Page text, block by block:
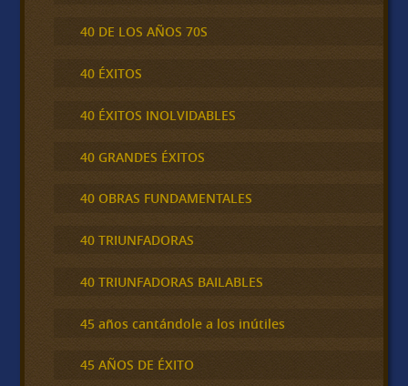
40 DE LOS AÑOS 70S
40 ÉXITOS
40 ÉXITOS INOLVIDABLES
40 GRANDES ÉXITOS
40 OBRAS FUNDAMENTALES
40 TRIUNFADORAS
40 TRIUNFADORAS BAILABLES
45 años cantándole a los inútiles
45 AÑOS DE ÉXITO